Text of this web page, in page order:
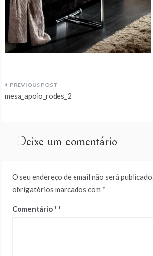
Navegação
artigos
mesa_apoio_rodes_2
Deixe um comentário
O seu endereço de email não será publicado.
obrigatórios marcados com *
Comentário*